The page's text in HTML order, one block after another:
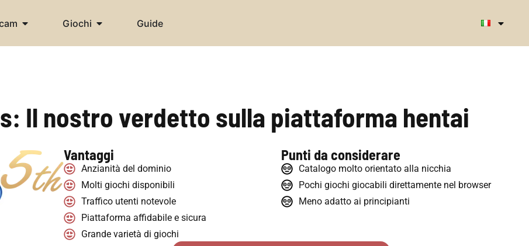
Giochi Guide
Il nostro verdetto sulla piattaforma hentai
Vantaggi
Anzianità del dominio
Molti giochi disponibili
Traffico utenti notevole
Piattaforma affidabile e sicura
Grande varietà di giochi
Punti da considerare
Catalogo molto orientato alla nicchia
Pochi giochi giocabili direttamente nel browser
Meno adatto ai principianti